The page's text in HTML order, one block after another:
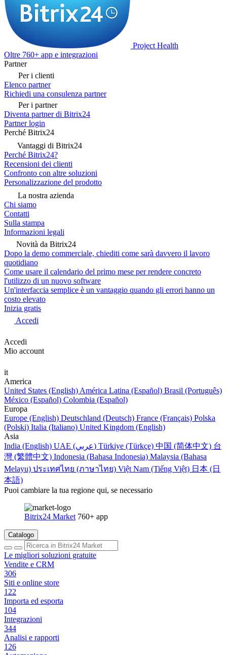
Project Health
Oltre 760+ app e integrazioni
Partner
Per i clienti
Elenco partner
Richiedi una consulenza partner
Per i partner
Diventa partner di Bitrix24
Partner login
Perché Bitrix24
Vantaggi di Bitrix24
Perché Bitrix24?
Recensioni dei clienti
Confronto con altre soluzioni
Personalizzazione del prodotto
La nostra azienda
Chi siamo
Contatti
Sulla stampa
Informazioni legali
Novità da Bitrix24
Dopo la demo commerciale, chiediti come sarà davvero il lavoro
quotidiano
Come usare il calendario del primo mese per rendere concreto
l'utilizzo di un nuovo software
Un'interfaccia semplice è un vantaggio quando gli errori hanno un
costo elevato
Inizia gratis
Accedi
Accedi
Mio account
it
America
United States (English) América Latina (Español) Brasil (Português)
México (Español) Colombia (Español)
Europa
Europe (English) Deutschland (Deutsch) France (Français) Polska
(Polski) Italia (Italiano) United Kingdom (English)
Asia
India (English)
UAE (عربي) Türkiye (Türkçe) 中国 (简体中文) 台
灣 (繁體中文) Indonesia (Bahasa Indonesia) Malaysia (Bahasa
Melayu) ประเทศไทย (ภาษาไทย) Việt Nam (Tiếng Việt) 日本 (日
本語)
Puoi cambiare la tua regione qui, se necessario
Bitrix24 Market 760+ app
Catalogo
Le migliori soluzioni gratuite
Vendite e CRM
306
Siti e online store
122
Importa ed esporta
104
Integrazioni
344
Analisi e rapporti
126